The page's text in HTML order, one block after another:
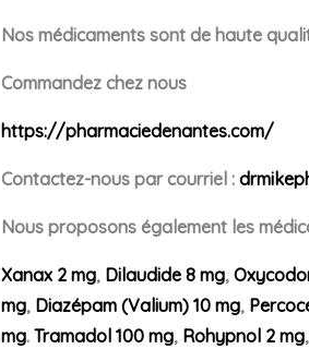
Nos médicaments sont de haute
Commandez chez nous
https://pharmaciedenantes.com/
Contactez-nous par courriel :
Nous proposons également les
Xanax 2 mg, Dilaudide 8 mg,
mg, Diazépam (Valium) 10 mg,
mg. Tramadol 100 mg, Rohypnol 2 mg,